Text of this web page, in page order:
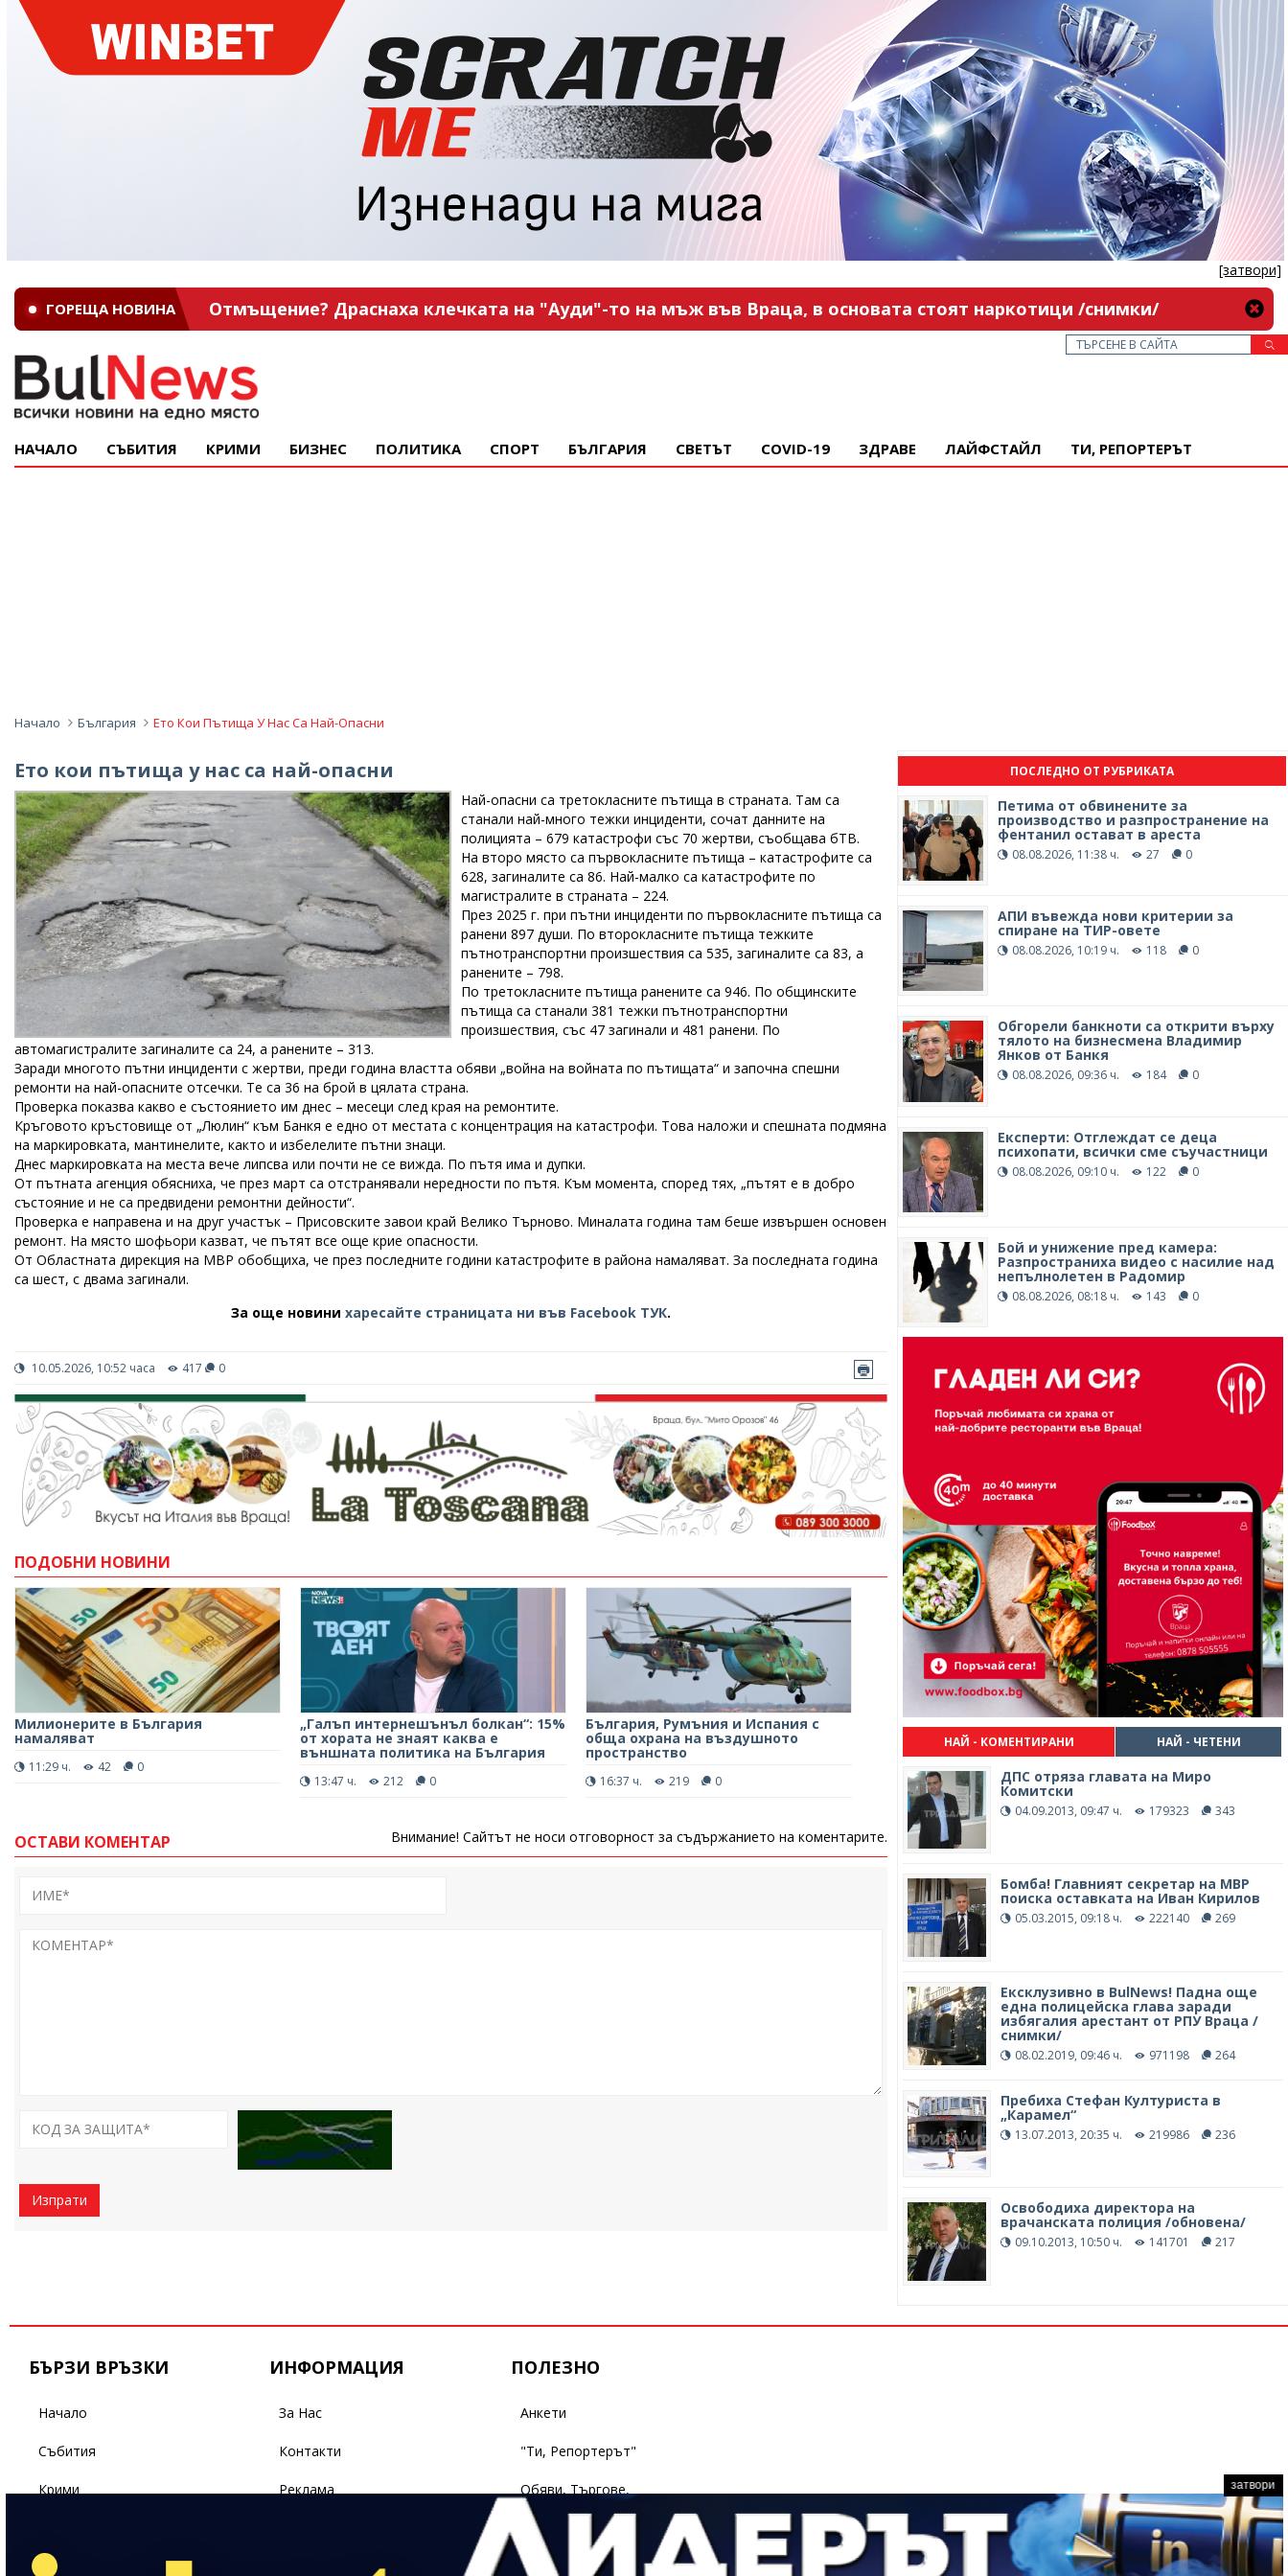
[затвори]
ГОРЕЩА НОВИНА Отмъщение? Драснаха клечката на "Ауди"-то на мъж във Враца, в основата стоят наркотици /снимки/
НАЧАЛО СЪБИТИЯ КРИМИ БИЗНЕС ПОЛИТИКА СПОРТ БЪЛГАРИЯ СВЕТЪТ COVID-19 ЗДРАВЕ ЛАЙФСТАЙЛ ТИ, РЕПОРТЕРЪТ
Начало България Ето Кои Пътища У Нас Са Най-Опасни
Ето кои пътища у нас са най-опасни
Най-опасни са третокласните пътища в страната. Там са
станали най-много тежки инциденти, сочат данните на
полицията – 679 катастрофи със 70 жертви, съобщава бТВ.
На второ място са първокласните пътища – катастрофите са
628, загиналите са 86. Най-малко са катастрофите по
магистралите в страната – 224.
През 2025 г. при пътни инциденти по първокласните пътища са
ранени 897 души. По второкласните пътища тежките
пътнотранспортни произшествия са 535, загиналите са 83, а
ранените – 798.
По третокласните пътища ранените са 946. По общинските
пътища са станали 381 тежки пътнотранспортни
произшествия, със 47 загинали и 481 ранени. По
автомагистралите загиналите са 24, а ранените – 313.
Заради многото пътни инциденти с жертви, преди година властта обяви „война на войната по пътищата“ и започна спешни
ремонти на най-опасните отсечки. Те са 36 на брой в цялата страна.
Проверка показва какво е състоянието им днес – месеци след края на ремонтите.
Кръговото кръстовище от „Люлин“ към Банкя е едно от местата с концентрация на катастрофи. Това наложи и спешната подмяна
на маркировката, мантинелите, както и избелелите пътни знаци.
Днес маркировката на места вече липсва или почти не се вижда. По пътя има и дупки.
От пътната агенция обясниха, че през март са отстранявали нередности по пътя. Към момента, според тях, „пътят е в добро
състояние и не са предвидени ремонтни дейности“.
Проверка е направена и на друг участък – Присовските завои край Велико Търново. Миналата година там беше извършен основен
ремонт. На място шофьори казват, че пътят все още крие опасности.
От Областната дирекция на МВР обобщиха, че през последните години катастрофите в района намаляват. За последната година
са шест, с двама загинали.
За още новинихаресайте страницата ни във Facebook ТУК.
10.05.2026, 10:52 часа 417 0
ПОДОБНИ НОВИНИ
Милионерите в България
намаляват
11:29 ч. 42 0
„Галъп интернешънъл болкан“: 15%
от хората не знаят каква е
външната политика на България
13:47 ч. 212 0
България, Румъния и Испания с
обща охрана на въздушното
пространство
16:37 ч. 219 0
ОСТАВИ КОМЕНТАР Внимание! Сайтът не носи отговорност за съдържанието на коментарите.
Изпрати
ПОСЛЕДНО ОТ РУБРИКАТА
Петима от обвинените за
производство и разпространение на
фентанил остават в ареста
08.08.2026, 11:38 ч. 27 0
АПИ въвежда нови критерии за
спиране на ТИР-овете
08.08.2026, 10:19 ч. 118 0
Обгорели банкноти са открити върху
тялото на бизнесмена Владимир
Янков от Банкя
08.08.2026, 09:36 ч. 184 0
Експерти: Отглеждат се деца
психопати, всички сме съучастници
08.08.2026, 09:10 ч. 122 0
Бой и унижение пред камера:
Разпространиха видео с насилие над
непълнолетен в Радомир
08.08.2026, 08:18 ч. 143 0
НАЙ - КОМЕНТИРАНИ НАЙ - ЧЕТЕНИ
ДПС отряза главата на Миро
Комитски
04.09.2013, 09:47 ч. 179323 343
Бомба! Главният секретар на МВР
поиска оставката на Иван Кирилов
05.03.2015, 09:18 ч. 222140 269
Ексклузивно в BulNews! Падна още
една полицейска глава заради
избягалия арестант от РПУ Враца /
снимки/
08.02.2019, 09:46 ч. 971198 264
Пребиха Стефан Културиста в
„Карамел“
13.07.2013, 20:35 ч. 219986 236
Освободиха директора на
врачанската полиция /обновена/
09.10.2013, 10:50 ч. 141701 217
БЪРЗИ ВРЪЗКИ
Начало
Събития
Крими
Политика
ИНФОРМАЦИЯ
За Нас
Контакти
Реклама
Поверителност
ПОЛЕЗНО
Анкети
"Ти, Репортерът"
Обяви, Търгове,
Съобщения
затвори